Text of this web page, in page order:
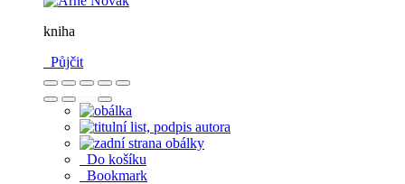
kniha
Půjčit
Do košíku
Bookmark